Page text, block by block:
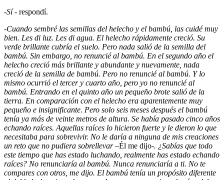
-Sí- respondí.
-Cuando sembré las semillas del helecho y el bambú, las cuidé muy
bien. Les di luz. Les di agua. El helecho rápidamente creció. Su
verde brillante cubría el suelo. Pero nada salió de la semilla del
bambú. Sin embargo, no renuncié al bambú. En el segundo año el
helecho creció más brillante y abundante y nuevamente, nada
creció de la semilla de bambú. Pero no renuncié al bambú. Y lo
mismo ocurrió el tercer y cuarto año, pero yo no renuncié al
bambú. Entrando en el quinto año un pequeño brote salió de la
tierra. En comparación con el helecho era aparentemente muy
pequeño e insignificante. Pero solo seis meses después el bambú
tenía ya más de veinte metros de altura. Se había pasado cinco años
echando raíces. Aquellas raíces lo hicieron fuerte y le dieron lo que
necesitaba para sobrevivir. No le daría a ninguna de mis creaciones
un reto que no pudiera sobrellevar –Él me dijo-. ¿Sabías que todo
este tiempo que has estado luchando, realmente has estado echando
raíces? No renunciaría al bambú. Nunca renunciaría a ti. No te
compares con otros, me dijo. El bambú tenía un propósito diferente